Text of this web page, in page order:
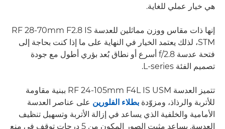
هي خيار عملي للغاية.
إنها ذات مقاس ووزن مماثلين للعدسة RF 28-70mm F2.8 IS
STM، لذلك يعتمد الخيار في النهاية على ما إذا كنت بحاجة إلى
فتحة عدسة f/2.8 أسرع أو نطاق بُعد بؤري أطول مع جودة
تصميم الفئة L-series.
تتميز العدسة RF 24-105mm F4L IS USM ببنية مقاومة
للأتربة والرذاذ، ومزوّدة بطلاء الفلورين على عناصر العدسة
الأمامية والخلفية الذي يساعد في إزالة الأتربة وتسهيل تنظيف
العدسة. يساعد مثبت الصور المكون من 5 درجات توقف في منع